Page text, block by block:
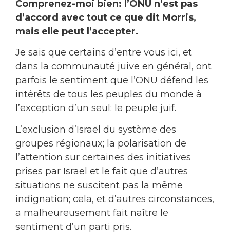
Comprenez-moi bien: l’ONU n’est pas
d’accord avec tout ce que dit Morris,
mais elle peut l’accepter.
Je sais que certains d’entre vous ici, et
dans la communauté juive en général, ont
parfois le sentiment que l’ONU défend les
intérêts de tous les peuples du monde à
l’exception d’un seul: le peuple juif.
L’exclusion d’Israël du système des
groupes régionaux; la polarisation de
l’attention sur certaines des initiatives
prises par Israël et le fait que d’autres
situations ne suscitent pas la même
indignation; cela, et d’autres circonstances,
a malheureusement fait naître le
sentiment d’un parti pris.